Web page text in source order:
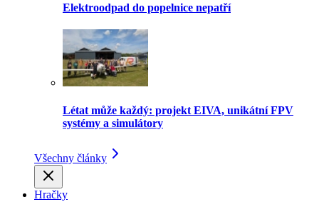
Elektroodpad do popelnice nepatří
Létat může každý: projekt EIVA, unikátní FPV
systémy a simulátory
Všechny články
Hračky